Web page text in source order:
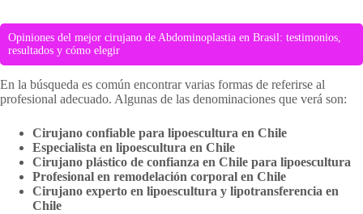
Opiniones del mejor cirujano de Abdominoplastia en Brasil: testimonios,
resultados y cómo elegir
En la búsqueda es común encontrar varias formas de referirse al
profesional adecuado. Algunas de las denominaciones que verá son:
Cirujano confiable para lipoescultura en Chile
Especialista en lipoescultura en Chile
Cirujano plástico de confianza en Chile para lipoescultura
Profesional en remodelación corporal en Chile
Cirujano experto en lipoescultura y lipotransferencia en
Chile